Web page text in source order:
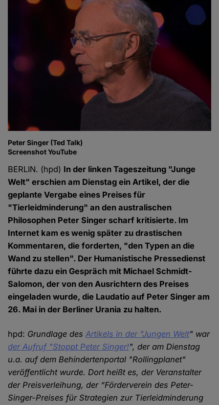
Peter Singer (Ted Talk)
Screenshot YouTube
BERLIN. (hpd) In der linken Tageszeitung "Junge
Welt" erschien am Dienstag ein Artikel, der die
geplante Vergabe eines Preises für
"Tierleidminderung" an den australischen
Philosophen Peter Singer scharf kritisierte. Im
Internet kam es wenig später zu drastischen
Kommentaren, die forderten, "den Typen an die
Wand zu stellen". Der Humanistische Pressedienst
führte dazu ein Gespräch mit Michael Schmidt-
Salomon, der von den Ausrichtern des Preises
eingeladen wurde, die Laudatio auf Peter Singer am
26. Mai in der Berliner Urania zu halten.
hpd: Grundlage desArtikels in der "Jungen Welt" war
der Aufruf "Stoppt Peter Singer!", der am Dienstag
u.a. auf dem Behindertenportal "Rollingplanet"
veröffentlicht wurde. Dort heißt es, der Veranstalter
der Preisverleihung, der “Förderverein des Peter-
Singer-Preises für Strategien zur Tierleidminderung